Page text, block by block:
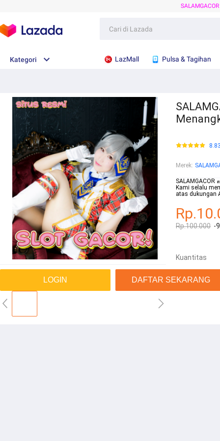
SALAMGACOR
Kategori LazMall Pulsa & Tagihan
LOGIN DAFTAR SEKARANG
Merek:
Kami selalu
atas dukungan
Rp.100.000 -
Kuantitas